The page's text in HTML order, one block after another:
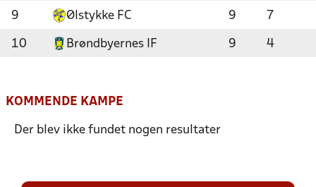
9 Ølstykke FC 9 7
10 Brøndbyernes IF 9 4
KOMMENDE KAMPE
Der blev ikke fundet nogen resultater